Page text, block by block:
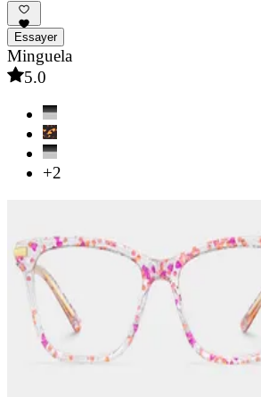
Essayer
Minguela
5.0
+2